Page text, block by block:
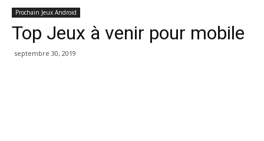
Prochain Jeux Android
Top Jeux à venir pour mobile
septembre 30, 2019